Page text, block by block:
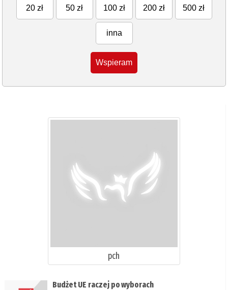
20 zł 50 zł 100 zł 200 zł 500 zł
inna
Wspieram
pch
Budżet UE raczej po wyborach